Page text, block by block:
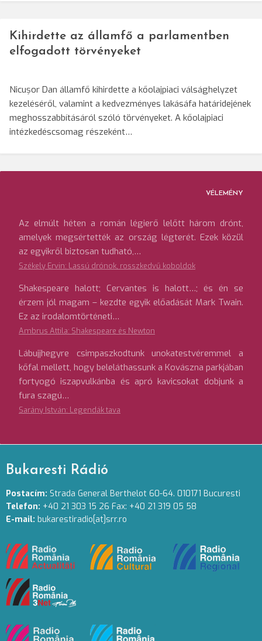
Kihirdette az államfő a parlamentben
elfogadott törvényeket
Nicușor Dan államfő kihirdette a kőolajpiaci válsághelyzet
kezeléséről, valamint a kedvezményes lakásáfa határidejének
meghosszabbításáról szóló törvényeket. A kőolajpiaci
intézkedéscsomag részeként…
VÉLEMÉNY
Az elmúlt héten a román légierő lelőtt három drónt,
amelyek megsértették az ország légterét. Ezek közül
az egyikről biztosan tudható,…
Székely Ervin: Lassú drónok, rosszkedvű koboldok
Shakespeare halott; Cervantes is halott…; és én se
érzem jól magam – kezdte egyik előadását Mark Twain.
Ez az irodalomtörténeti…
Ambrus Attila: Shakespeare és Newton
Lábujjhegyre csimpaszkodtunk unokatestvéremmel a
kőfal mellett, hogy beleláthassunk a Kovászna parkjában
fortyogó iszapvulkánba és apró kavicsokat dobjunk a
fura szagú…
Sarány István: Legendák tava
Bukaresti Rádió
Postacím: Strada General Berthelot 60-64. 010171 Bucuresti
Telefon: +40 21 303 15 26 Fax: +40 21 319 05 58
E-mail: bukarestiradio[at]srr.ro